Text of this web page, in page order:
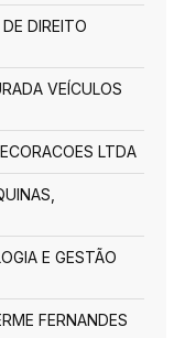
DIREITO
VEÍCULOS
LTDA
E GESTÃO
FERNANDES